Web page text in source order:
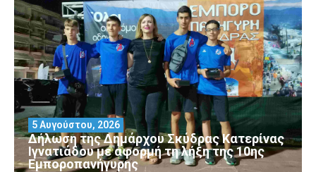
Δήλωση της Δημάρχου Σκύδρας Κατερίνας
Ιγνατιάδου με αφορμή τη λήξη της 10ης
Εμποροπανήγυρης
5 Αυγούστου, 2026